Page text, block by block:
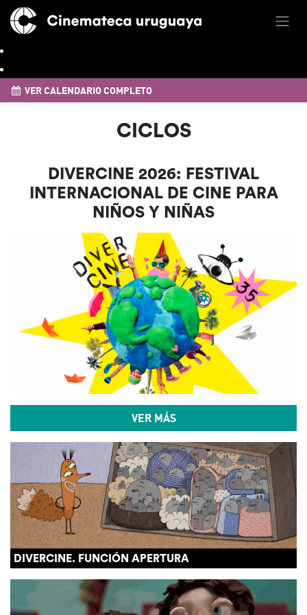
VER CALENDARIO COMPLETO
CICLOS
DIVERCINE 2026: FESTIVAL
INTERNACIONAL DE CINE PARA
NIÑOS Y NIÑAS
VER MÁS
DIVERCINE. FUNCIÓN APERTURA